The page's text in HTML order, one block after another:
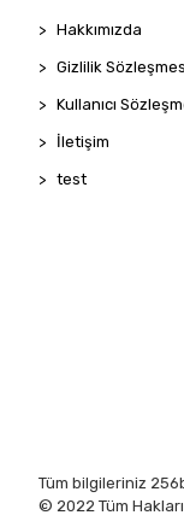
Hakkımızda
Gizlilik
Kullanıcı
İletişim
test
Tüm bilgileriniz
© 2022 Tüm